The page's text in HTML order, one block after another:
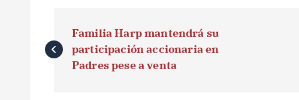
a
Familia Harp mantendrá su
participación accionaria en
Padres pese a venta